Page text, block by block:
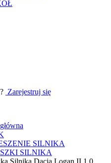
Zarejestruj się
SILNIKA
SILNIKA
Silnika Dacia Logan II 1.0